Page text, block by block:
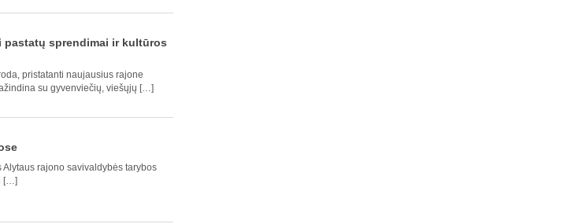
pastatų sprendimai ir kultūros
pristatanti naujausius rajone
su gyvenviečių, viešųjų […]
Alytaus rajono savivaldybės tarybos
[…]